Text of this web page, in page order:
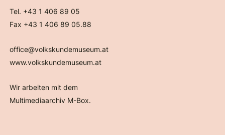
Tel. +43 1 406 89 05
Fax +43 1 406 89 05.88
office@volkskundemuseum.at
www.volkskundemuseum.at
Wir arbeiten mit dem
Multimediaarchiv M-Box.